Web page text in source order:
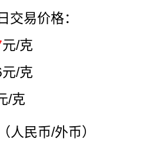
交易价格：
元/克
/克
/克
（人民币/外币）